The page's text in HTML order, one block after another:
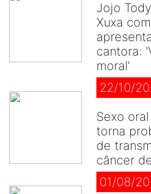
Jojo
Xuxa
cantora:
moral'
22/10/
Sexo
torna
de
câncer
01/08/